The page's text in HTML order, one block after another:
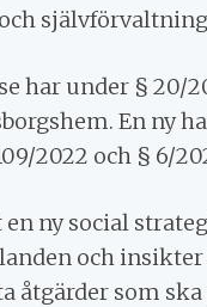
självförvaltning
har under § 20/
En ny
2022 och § 6/
ny social
och
åtgärder som ska